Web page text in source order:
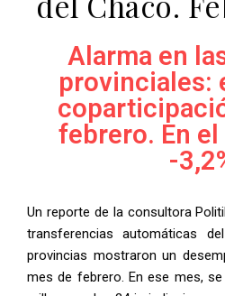
Alarma en
provinciales:
febrero. En
-
Un reporte de la consultora
transferencias automáticas
provincias mostraron un
mes de febrero. En ese mes,